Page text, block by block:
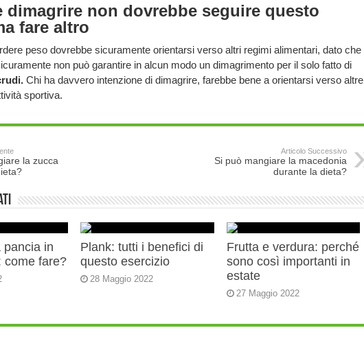
dimagrire non dovrebbe seguire questo
fare altro
peso dovrebbe sicuramente orientarsi verso altri regimi alimentari, dato che
non può garantire in alcun modo un dimagrimento per il solo fatto di
Chi ha davvero intenzione di dimagrire, farebbe bene a orientarsi verso altre
sportiva.
la zucca
Articolo Successivo
Si può mangiare la macedonia
durante la dieta?
pancia in
come fare?
Plank: tutti i benefici di
questo esercizio
28 Maggio 2022
Frutta e verdura: perché
sono così importanti in
estate
27 Maggio 2022